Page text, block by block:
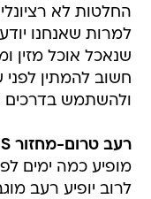
החלטות לא
למרות שאנחנו
שנאכל אוכל מזין
חשוב להמתין
ולהשתמש
רעב טרום-מחזור PMS:
מופיע כמה ימים
לרוב יופיע רעב